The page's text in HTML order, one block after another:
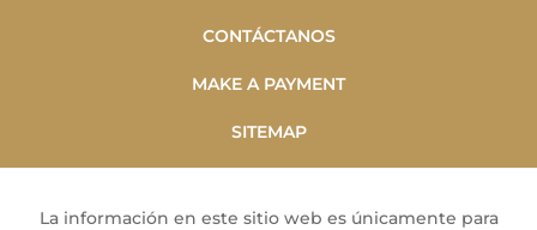
CONTÁCTANOS
MAKE A PAYMENT
SITEMAP
La información en este sitio web es únicamente para